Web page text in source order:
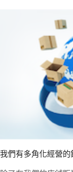
我們有多角化經營的